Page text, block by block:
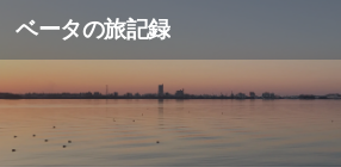
ベータの旅記録